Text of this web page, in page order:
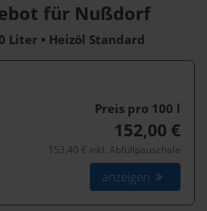
für Nußdorf
Liter • Heizöl Standard
Preis pro 100 l
152,00 €
153,40 € inkl. Abfüllpauschale
anzeigen